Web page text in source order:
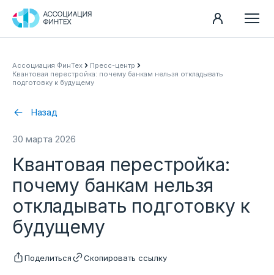
Ассоциация
Контакты
Документы
Ассоциация ФинТех
Пресс-центр
Квантовая перестройка: почему банкам нельзя откладывать
подготовку к будущему
Назад
30 марта 2026
Квантовая перестройка:
почему банкам нельзя
откладывать подготовку к
будущему
Поделиться Скопировать ссылку